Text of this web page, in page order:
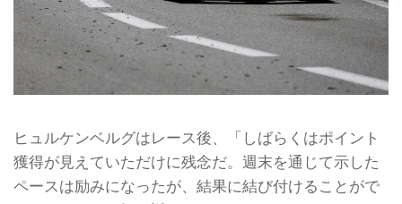
ヒュルケンベルグはレース後、「しばらくはポイント
獲得が見えていただけに残念だ。週末を通じて示した
ペースは励みになったが、結果に結び付けることがで